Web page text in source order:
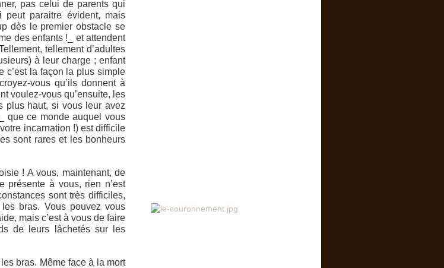
pas celui de parents qui
paraitre évident, mais
dès le premier obstacle se
des enfants !_ et attendent
tellement d’adultes
à leur charge ; enfant
c’est la façon la plus simple
vous qu’ils donnent à
voulez-vous qu’ensuite, les
plus haut, si vous leur avez
que ce monde auquel vous
incarnation !) est difficile
sont rares et les bonheurs
! A vous, maintenant, de
à vous, rien n’est
sont très difficiles,
bras. Vous pouvez vous
mais c’est à vous de faire
de leurs lâchetés sur les
bras. Même face à la mort